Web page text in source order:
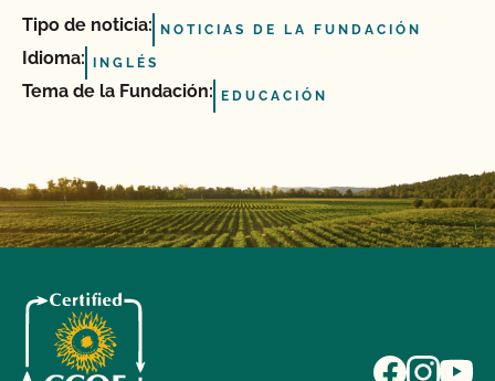
Tipo de noticia: NOTICIAS DE LA FUNDACIÓN
Idioma: INGLÉS
Tema de la Fundación: EDUCACIÓN